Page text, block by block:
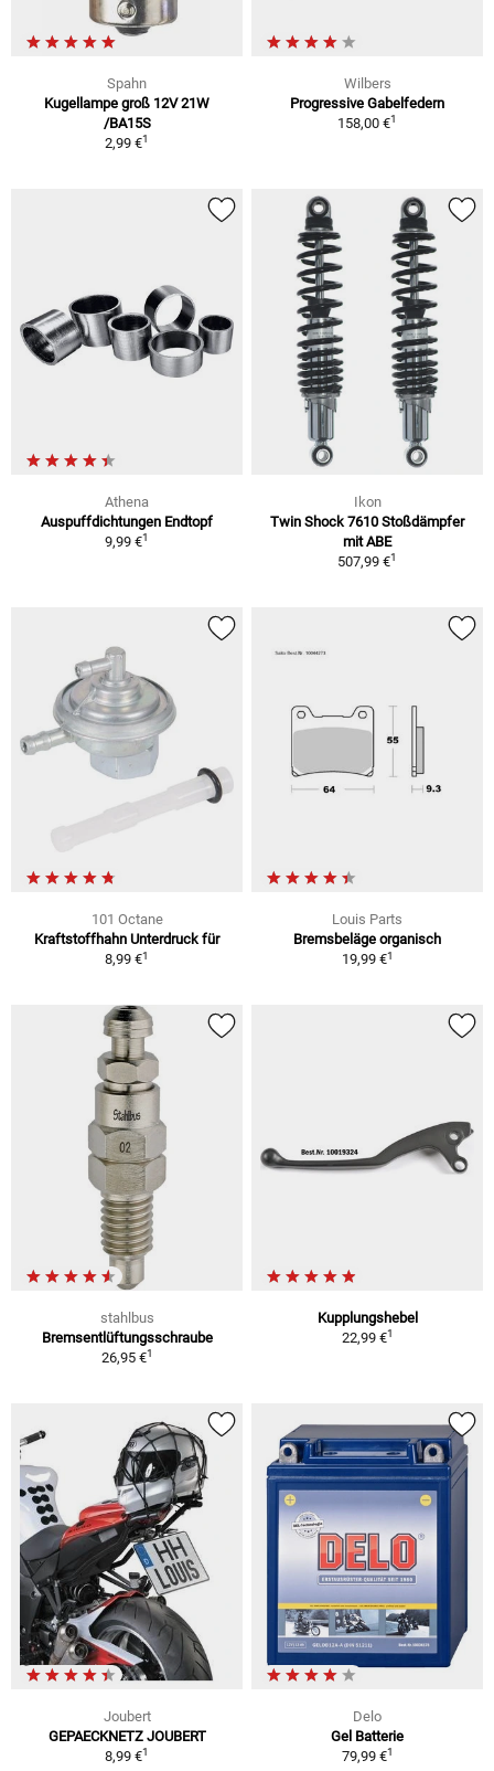
Spahn
Kugellampe groß 12V 21W
/BA15S
2,99 €1
Wilbers
Progressive Gabelfedern
158,00 €1
Athena
Auspuffdichtungen Endtopf
9,99 €1
Ikon
Twin Shock 7610 Stoßdämpfer
mit ABE
507,99 €1
101 Octane
Kraftstoffhahn Unterdruck für
8,99 €1
Louis Parts
Bremsbeläge organisch
19,99 €1
stahlbus
Bremsentlüftungsschraube
26,95 €1
Kupplungshebel
22,99 €1
Joubert
GEPAECKNETZ JOUBERT
8,99 €1
Delo
Gel Batterie
79,99 €1